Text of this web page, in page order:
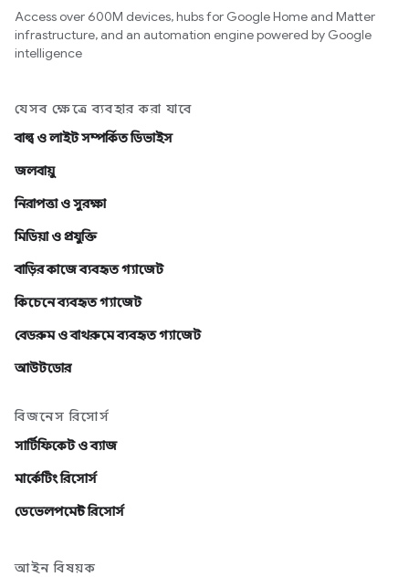
Access over 600M devices, hubs for Google Home and Matter
infrastructure, and an automation engine powered by Google
intelligence
যেসব ক্ষেত্রে ব্যবহার করা যাবে
বাল্ব ও লাইট সম্পর্কিত ডিভাইস
জলবায়ু
নিরাপত্তা ও সুরক্ষা
মিডিয়া ও প্রযুক্তি
বাড়ির কাজে ব্যবহৃত গ্যাজেট
কিচেনে ব্যবহৃত গ্যাজেট
বেডরুম ও বাথরুমে ব্যবহৃত গ্যাজেট
আউটডোর
বিজনেস রিসোর্স
সার্টিফিকেট ও ব্যাজ
মার্কেটিং রিসোর্স
ডেভেলপমেন্ট রিসোর্স
আইন বিষয়ক